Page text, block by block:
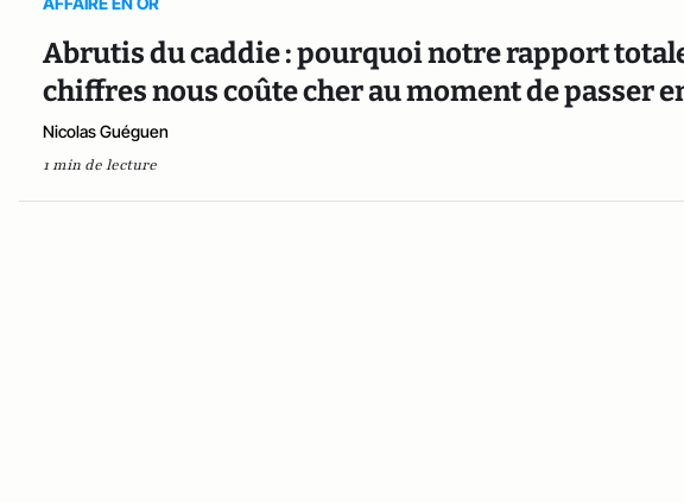
Abrutis du caddie : pourquoi notre rapport
chiffres nous coûte cher au moment de passer
Nicolas Guéguen
1 min de lecture